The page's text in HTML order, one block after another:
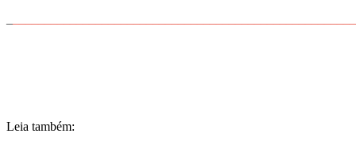
Leia também: